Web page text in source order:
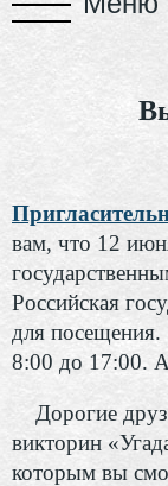
вам, что 12
Российская
для посещения.
8:00 до 17:00.
Дорогие
викторин
которым вы